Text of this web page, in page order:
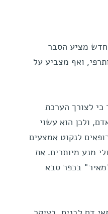
חדש מציע הסבר
ואף מצביע על
לצורך הערכת
ולכן הוא עשוי
לנקוט אמצעים
מנע מיותרים. את
בכפר סבא